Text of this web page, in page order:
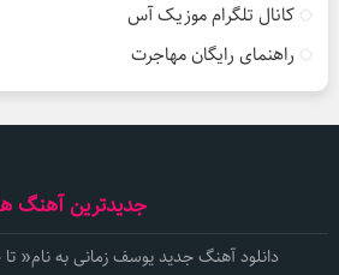
کانال تلگرام موزیک آس
راهنمای رایگان مهاجرت
جدیدترین آهنگ
دانلود آهنگ جدید یوسف زمانی به نام«